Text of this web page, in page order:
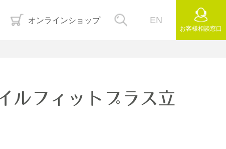
オンラインショップ EN
お客様相談窓口
ルフィットプラス立